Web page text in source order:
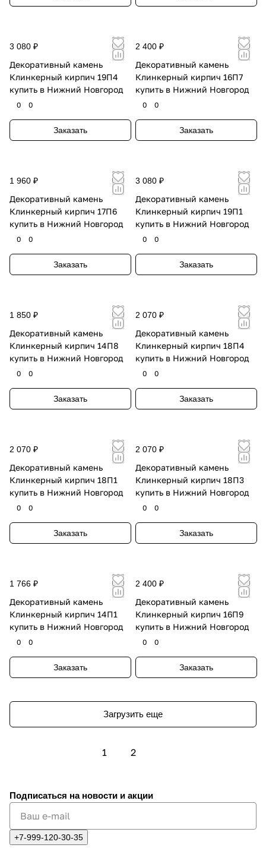
3 080 ₽
Декоративный камень
Клинкерный кирпич 19П4
купить в Нижний Новгород
0 0
Заказать
2 400 ₽
Декоративный камень
Клинкерный кирпич 16П7
купить в Нижний Новгород
0 0
Заказать
1 960 ₽
Декоративный камень
Клинкерный кирпич 17П6
купить в Нижний Новгород
0 0
Заказать
3 080 ₽
Декоративный камень
Клинкерный кирпич 19П1
купить в Нижний Новгород
0 0
Заказать
1 850 ₽
Декоративный камень
Клинкерный кирпич 14П8
купить в Нижний Новгород
0 0
Заказать
2 070 ₽
Декоративный камень
Клинкерный кирпич 18П4
купить в Нижний Новгород
0 0
Заказать
2 070 ₽
Декоративный камень
Клинкерный кирпич 18П1
купить в Нижний Новгород
0 0
Заказать
2 070 ₽
Декоративный камень
Клинкерный кирпич 18П3
купить в Нижний Новгород
0 0
Заказать
1 766 ₽
Декоративный камень
Клинкерный кирпич 14П1
купить в Нижний Новгород
0 0
Заказать
2 400 ₽
Декоративный камень
Клинкерный кирпич 16П9
купить в Нижний Новгород
0 0
Заказать
Загрузить еще
1 2
Подписаться на новости и акции
+7-999-120-30-35